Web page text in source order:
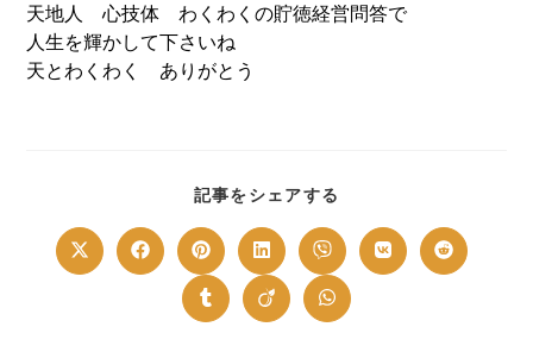
天地人 心技体 わくわくの貯徳経営問答で
人生を輝かして下さいね
天とわくわく ありがとう
記事をシェアする
CONTENT
Opens
in
Opens
in
window
Opens
in
a
new
window
Opens
in
a
new
window
Opens
in
a
new
window
Opens
in
Opens
in
Opens
in
Opens
in
Opens
in